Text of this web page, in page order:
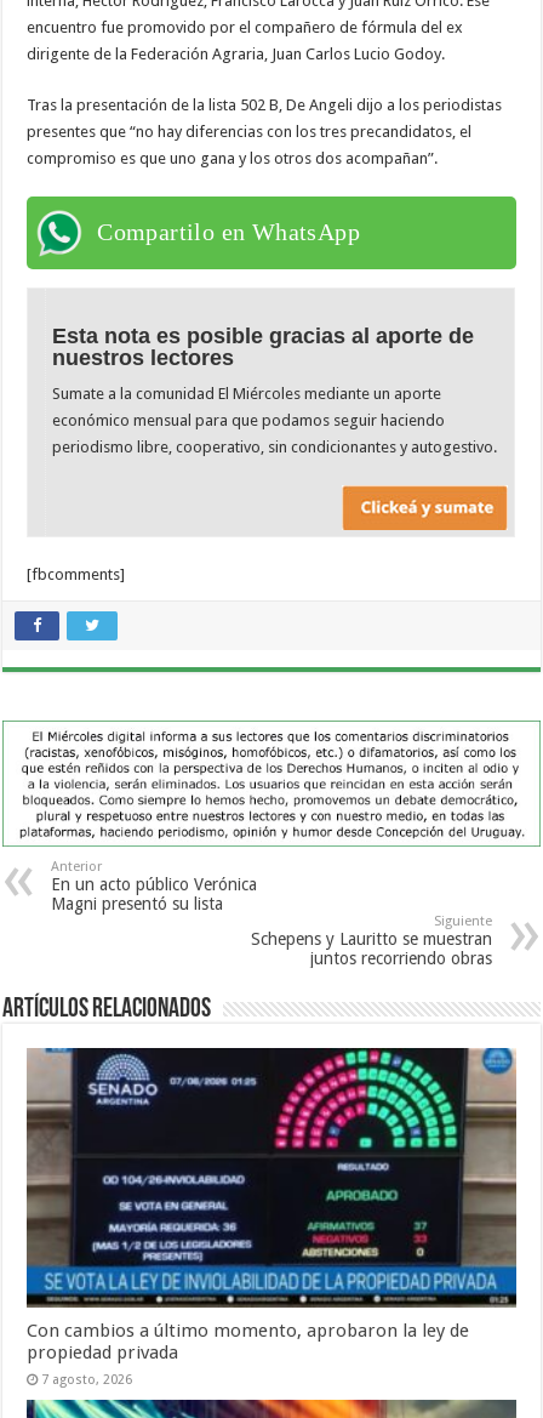
encuentro fue promovido por el compañero de fórmula del ex
dirigente de la Federación Agraria, Juan Carlos Lucio Godoy.
Tras la presentación de la lista 502 B, De Angeli dijo a los periodistas
presentes que “no hay diferencias con los tres precandidatos, el
compromiso es que uno gana y los otros dos acompañan”.
Compartilo en WhatsApp
Esta nota es posible gracias al aporte de
nuestros lectores
Sumate a la comunidad El Miércoles mediante un aporte
económico mensual para que podamos seguir haciendo
periodismo libre, cooperativo, sin condicionantes y autogestivo.
[fbcomments]
Anterior
En un acto público Verónica
Magni presentó su lista
Siguiente
Schepens y Lauritto se muestran
juntos recorriendo obras
Artículos Relacionados
Con cambios a último momento, aprobaron la ley de
propiedad privada
7 agosto, 2026